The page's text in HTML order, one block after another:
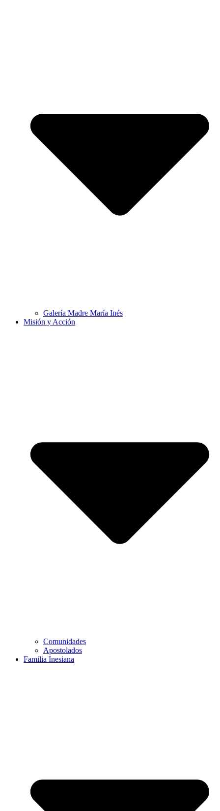
Galería Madre María Inés
Misión y Acción
Comunidades
Apostolados
Familia Inesiana